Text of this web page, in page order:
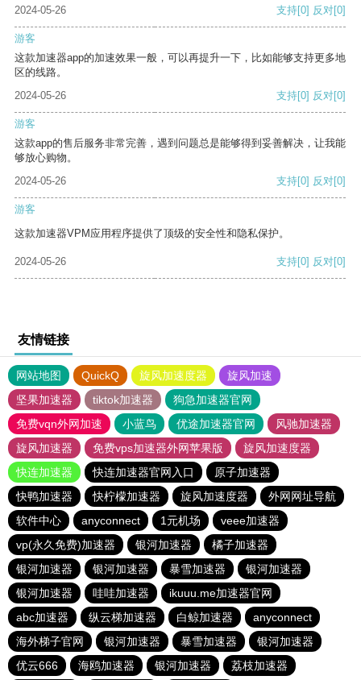
2024-05-26 支持[0] 反对[0]
游客
这款加速器app的加速效果一般，可以再提升一下，比如能够支持更多地
区的线路。
2024-05-26
支持[0] 反对[0]
游客
这款app的售后服务非常完善，遇到问题总是能够得到妥善解决，让我能
够放心购物。
2024-05-26
支持[0] 反对[0]
游客
这款加速器VPM应用程序提供了顶级的安全性和隐私保护。
2024-05-26 支持[0] 反对[0]
友情链接
网站地图 QuickQ 旋风加速度器
旋风加速
坚果加速器
tiktok加速器
狗急加速器官网
免费vqn外网加速
小蓝鸟 优途加速器官网
风驰加速器
旋风加速器
免费vps加速器外网苹果版
旋风加速度器
快连加速器
快连加速器官网入口
原子加速器
快鸭加速器
快柠檬加速器 旋风加速度器
外网网址导航
软件中心
anyconnect 1元机场
veee加速器
vp(永久免费)加速器
银河加速器
橘子加速器
银河加速器
银河加速器 暴雪加速器
银河加速器
银河加速器
哇哇加速器
ikuuu.me加速器官网
abc加速器
纵云梯加速器 白鲸加速器
anyconnect
海外梯子官网
银河加速器 暴雪加速器
银河加速器
优云666
海鸥加速器 银河加速器 荔枝加速器